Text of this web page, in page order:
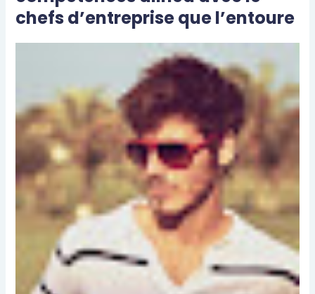
chefs d’entreprise que l’entoure